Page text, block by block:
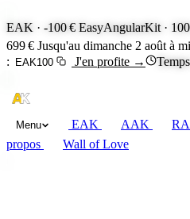
EAK · -100 € EasyAngularKit ·
699 € Jusqu'au dimanche 2 août à
:
EAK100 J'en profite →
Menu EAK AAK
propos
Wall of Love